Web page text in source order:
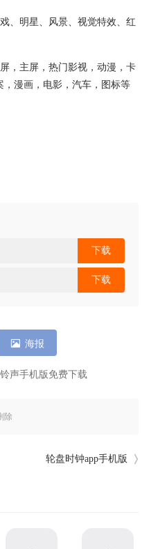
、明星、风景、视觉特效、红
，主屏，热门影视，动漫，卡
漫画，电影，汽车，图标等
下载
下载
海报
声手机版免费下载
除
轮盘时钟app手机版